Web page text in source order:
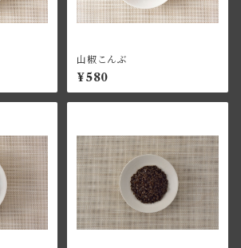
山椒こんぶ
¥580